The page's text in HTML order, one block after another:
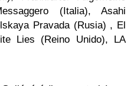
(Italia), Asahi
Pravada (Rusia) , El
Lies (Reino Unido), LA